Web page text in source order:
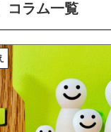
コラム一覧